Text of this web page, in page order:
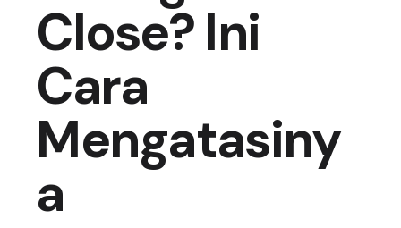
Close? Ini
Cara
Mengatasiny
a